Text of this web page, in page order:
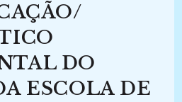
DO
ESCOLA DE